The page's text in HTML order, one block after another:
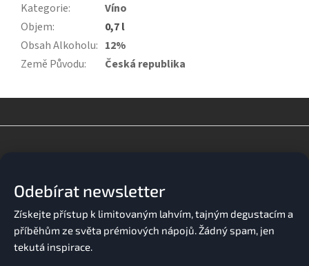
Kategorie:
Víno
Objem:
0,7 l
Obsah Alkoholu: 12%
Země Původu: Česká republika
Odebírat newsletter